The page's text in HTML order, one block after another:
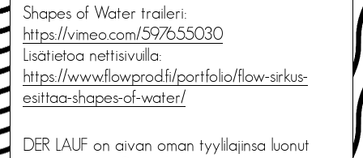
Shapes of Water traileri:
https://vimeo.com/597655030
Lisätietoa nettisivuilla:
https://www.flowprod.fi/portfolio/flow-sirkus-
esittaa-shapes-of-water/
DER LAUF on aivan oman tyylilajinsa luonut